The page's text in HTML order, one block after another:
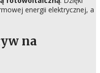
energii elektrycznej, a
na